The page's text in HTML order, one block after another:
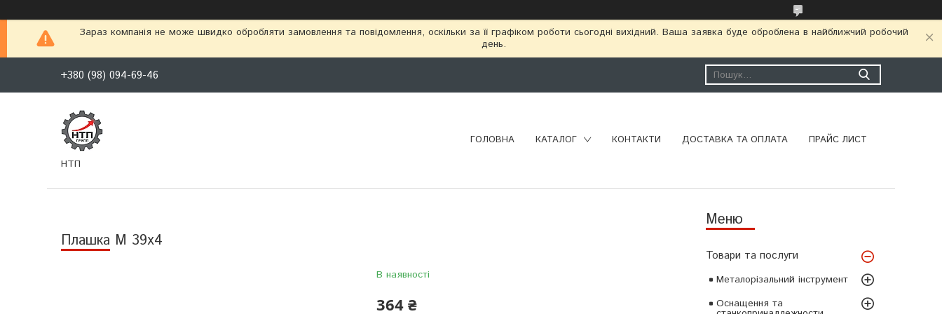
Зараз компанія не може швидко обробляти замовлення та повідомлення, оскільки за її графіком роботи сьогодні вихідний. Ваша заявка буде оброблена в найближчий робочий
день.
+380 (98) 094-69-46
НТП
ГОЛОВНА КАТАЛОГ КОНТАКТИ ДОСТАВКА ТА ОПЛАТА ПРАЙС ЛИСТ
Товари та послуги
Металорізальний інструмент
Оснащення та
Плашка М 39х4
В наявності
364 ₴